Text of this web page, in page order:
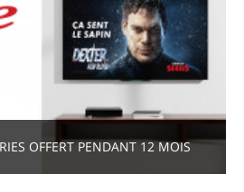
OFFERT PENDANT 12 MOIS